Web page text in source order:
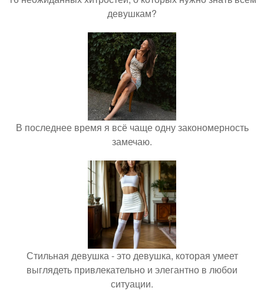
девушкам?
В последнее время я всё чаще одну закономерность
замечаю.
Стильная девушка - это девушка, которая умеет
выглядеть привлекательно и элегантно в любои
ситуации.